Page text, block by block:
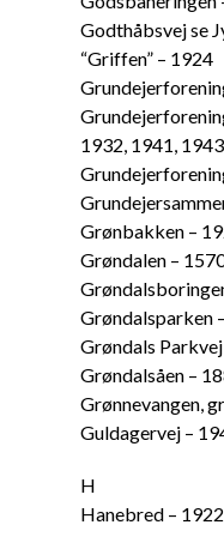
Godthåbsvej se
“Griffen” – 1924
1932, 1941,
Grønbakken –
Grøndalen –
Grøndalsparken
Grøndals
Grøndalsåen –
Grønnevangen,
Guldagervej –
H
Hanebred – 1922